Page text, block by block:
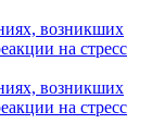
возникших
на стресс
возникших
на стресс